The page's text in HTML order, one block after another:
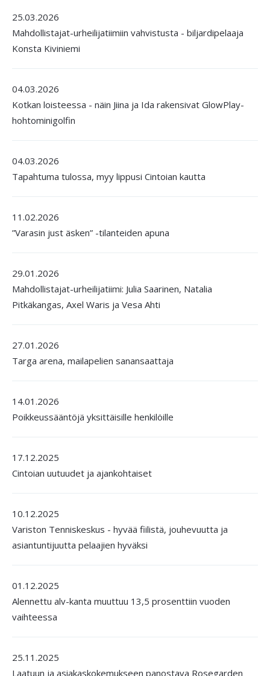
25.03.2026
Mahdollistajat-urheilijatiimiin vahvistusta - biljardipelaaja
Konsta Kiviniemi
04.03.2026
Kotkan loisteessa - näin Jiina ja Ida rakensivat GlowPlay-
hohtominigolfin
04.03.2026
Tapahtuma tulossa, myy lippusi Cintoian kautta
11.02.2026
”Varasin just äsken” -tilanteiden apuna
29.01.2026
Mahdollistajat-urheilijatiimi: Julia Saarinen, Natalia
Pitkäkangas, Axel Waris ja Vesa Ahti
27.01.2026
Targa arena, mailapelien sanansaattaja
14.01.2026
Poikkeussääntöjä yksittäisille henkilöille
17.12.2025
Cintoian uutuudet ja ajankohtaiset
10.12.2025
Variston Tenniskeskus - hyvää fiilistä, jouhevuutta ja
asiantuntijuutta pelaajien hyväksi
01.12.2025
Alennettu alv-kanta muuttuu 13,5 prosenttiin vuoden
vaihteessa
25.11.2025
Laatuun ja asiakaskokemukseen panostava Rosegarden